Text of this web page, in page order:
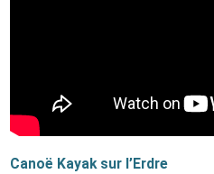
Canoë Kayak sur l’Erdre